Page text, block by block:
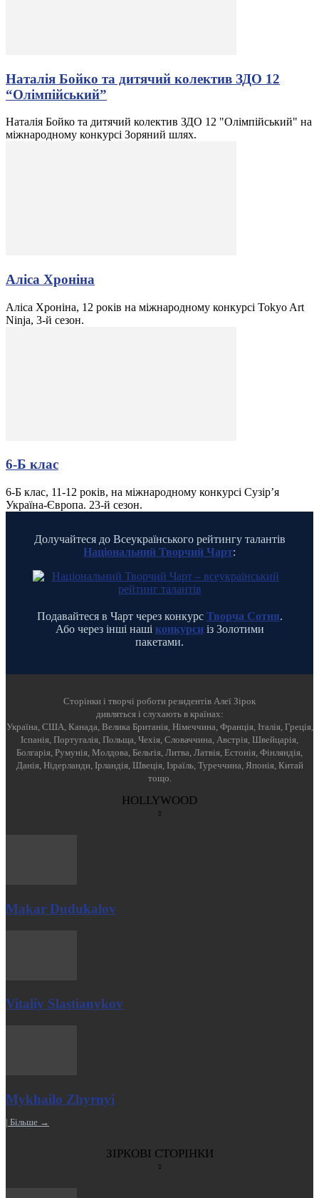
Наталія Бойко та дитячий колектив ЗДО 12
“Олімпійський”
Наталія Бойко та дитячий колектив ЗДО 12 "Олімпійський" на
міжнародному конкурсі Зоряний шлях.
Аліса Хроніна
Аліса Хроніна, 12 років на міжнародному конкурсі Tokyo Art
Ninja, 3-й сезон.
6-Б клас
6-Б клас, 11-12 років, на міжнародному конкурсі Сузір’я
Україна-Європа. 23-й сезон.
Долучайтеся до Всеукраїнського рейтингу талантів
Національний Творчий Чарт:
Подавайтеся в Чарт через конкурс Творча Сотня.
Або через інші наші конкурсиіз Золотими
пакетами.
Cторінки і творчі роботи резидентів Алеї Зірок
дивляться і слухають в країнах:
Україна, США, Канада, Велика Британія, Німеччина, Франція, Італія, Греція,
Іспанія, Португалія, Польща, Чехія, Словаччина, Австрія, Швейцарія,
Болгарія, Румунія, Молдова, Бельгія, Литва, Латвія, Естонія, Фінляндія,
Данія, Нідерланди, Ірландія, Швеція, Ізраїль, Туреччина, Японія, Китай
тощо.
HOLLYWOOD
Makar Dudukalov
Vitaliy Slastianykov
Mykhailo Zhyrnyi
| Більше →
ЗІРКОВІ СТОРІНКИ